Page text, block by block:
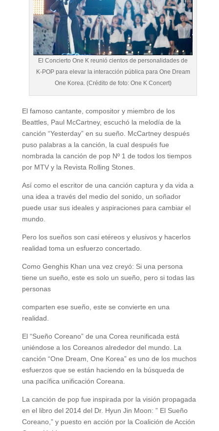
El Concierto One K reunió cientos de personalidades de
K-POP para elevar la interacción pública para One Dream
One Korea. (Crédito de foto: One K Concert)
El famoso cantante, compositor y miembro de los
Beattles, Paul McCartney, escuchó la melodía de la
canción “Yesterday” en su sueño. McCartney después
puso palabras a la canción, la cual después fue
nombrada la canción de pop Nº 1 de todos los tiempos
por MTV y la Revista Rolling Stones.
Así como el escritor de una canción captura y da vida a
una idea a través del medio del sonido, un soñador
puede usar sus ideales y aspiraciones para cambiar el
mundo.
Pero los sueños son casi etéreos y elusivos y hacerlos
realidad toma un esfuerzo concertado.
Como Genghis Khan una vez creyó: Si una persona
tiene un sueño, este es solo un sueño, pero si todas las
personas
comparten ese sueño, este se convierte en una
realidad.
El “Sueño Coreano” de una Corea reunificada está
uniéndose a los Coreanos alrededor del mundo. La
canción “One Dream, One Korea” es uno de los muchos
esfuerzos que se están haciendo en la búsqueda de
una pacífica unificación Coreana.
La canción de pop fue inspirada por la visión propagada
en el libro del 2014 del Dr. Hyun Jin Moon: ” El Sueño
Coreano,” y puesto en acción por la Coalición de Acción